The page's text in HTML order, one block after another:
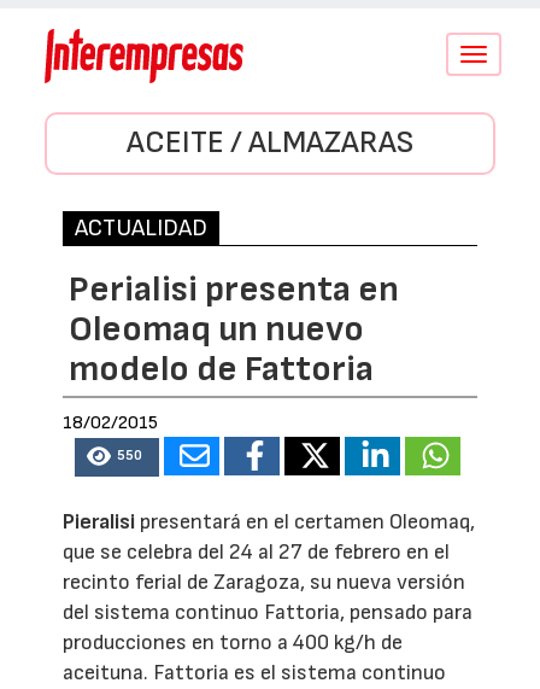
Conmutar
ACEITE / ALMAZARAS
ACTUALIDAD
Perialisi presenta en
Oleomaq un nuevo
modelo de Fattoria
18/02/2015
550
Pieralisi presentará en el certamen Oleomaq,
que se celebra del 24 al 27 de febrero en el
recinto ferial de Zaragoza, su nueva versión
del sistema continuo Fattoria, pensado para
producciones en torno a 400 kg/h de
aceituna. Fattoria es el sistema continuo